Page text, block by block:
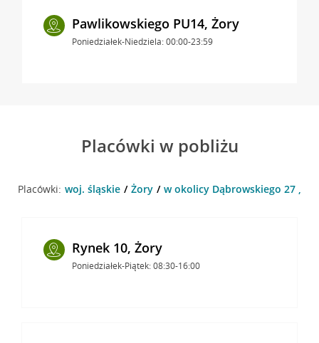
Pawlikowskiego PU14, Żory
Poniedziałek-Niedziela: 00:00-23:59
Placówki w pobliżu
Placówki: woj. śląskie Żory w okolicy Dąbrowskiego 27 ,
Rynek 10, Żory
Poniedziałek-Piątek: 08:30-16:00